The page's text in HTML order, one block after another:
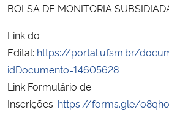
Advocacia-Geral da União
Banco Central do Brasil
BOLSA DE MONITORIA
Link do
Edital: https://portal.ufsm.br/
idDocumento=14605628
Link Formulário de
Inscrições: https://forms.gle/